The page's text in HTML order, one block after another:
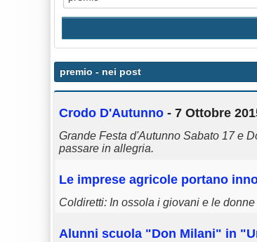
premio - nei post
Crodo D'Autunno - 7 Ottobre
Grande Festa d'Autunno Sabato 17 e
passare in allegria.
Le imprese agricole portano
Coldiretti: In ossola i giovani e le
Alunni scuola "Don Milani" in